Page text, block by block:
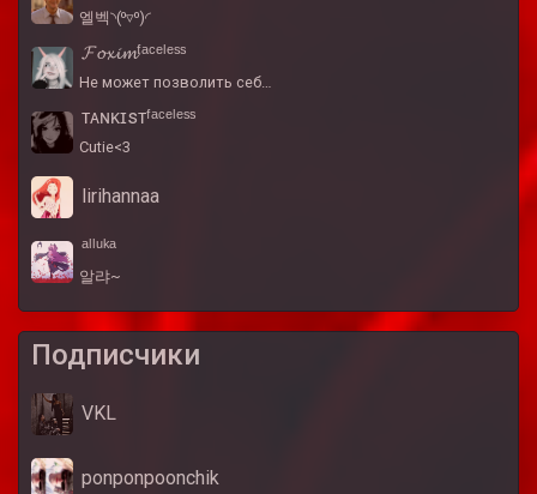
엘벡⁠◝⁠(⁠⁰⁠▿⁠⁰⁠)⁠◜
𝓕𝓸𝔁𝓲𝓶ᶠᵃᶜᵉˡᵉˢˢ
Не может позволить себ…
ᴛᴀɴᴋɪsᴛᶠᵃᶜᵉˡᵉˢˢ
Cutie<3
lirihannaa
ᵃˡˡᵘᵏᵃ
알랴~
Подписчики
VKL
ponponpoonchik